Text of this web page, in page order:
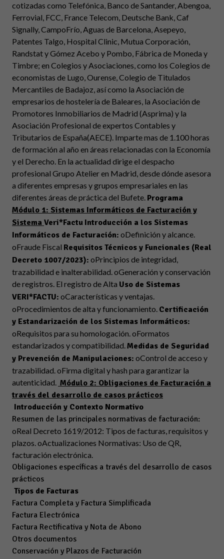
cotizadas como Telefónica, Banco de Santander, Abengoa,
Ferrovial, FCC, France Telecom, Deutsche Bank, Caf
Signally, CampoFrío, Aguas de Barcelona, Asepeyo,
Patentes Talgo, Hospital Clinic, Mutua Corporación,
Randstat y Gómez Acebo y Pombo, Fábrica de Moneda y
Timbre; en Colegios y Asociaciones, como los Colegios de
economistas de Lugo, Ourense, Colegio de Titulados
Mercantiles de Badajoz, así como la Asociación de
empresarios de hostelería de Baleares, la Asociación de
Promotores Inmobiliarios de Madrid (Asprima) y la
Asociación Profesional de expertos Contables y
Tributarios de España(AECE). Imparte mas de 1.100 horas
de formación al año en áreas relacionadas con la Economía
y el Derecho. En la actualidad dirige el despacho
profesional Grupo Atelier en Madrid, desde dónde asesora
a diferentes empresas y grupos empresariales en las
diferentes áreas de práctica del Bufete. Programa
Módulo 1: Sistemas Informáticos de Facturación y
Sistema Veri*Factu Introducción a los Sistemas
Informáticos de Facturación​​: oDefinición y alcance.
oFraude Fiscal Requisitos Técnicos y Funcionales (Real
Decreto 1007/2023)​: oPrincipios de integridad,
trazabilidad e inalterabilidad. oGeneración y conservación
de registros. El registro de Alta Uso de Sistemas
VERI*FACTU​: oCaracterísticas y ventajas.
oProcedimientos de alta y funcionamiento. Certificación
y Estandarización de los Sistemas Informáticos​​:
oRequisitos para su homologación. oFormatos
estandarizados y compatibilidad.Medidas de Seguridad
y Prevención de Manipulaciones​: oControl de acceso y
trazabilidad. oFirma digital y hash para garantizar la
autenticidad. Módulo 2: Obligaciones de Facturación a
través del desarrollo de casos prácticos
Introducción y Contexto Normativo
Resumen de las principales normativas de facturación:
oReal Decreto 1619/2012: Tipos de facturas, requisitos y
plazos. oActualizaciones Normativas: Uso de QR,
facturación electrónica​​.
Obligaciones específicas a través del desarrollo de casos
prácticos
Tipos de Facturas
Factura Completa y Factura Simplificada
Factura Electrónica
Factura Rectificativa y Nota de Abono
Otros documentos
Conservación y Plazos de Facturación